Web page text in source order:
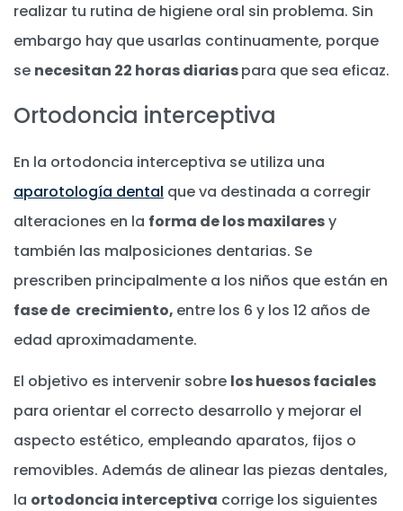
realizar tu rutina de higiene oral sin problema. Sin
embargo hay que usarlas continuamente, porque
se necesitan 22 horas diariaspara que sea eficaz.
Ortodoncia interceptiva
En la ortodoncia interceptiva se utiliza una
aparotología dental que va destinada a corregir
alteraciones en la forma de los maxilaresy
también las malposiciones dentarias. Se
prescriben principalmente a los niños que están en
fase de crecimiento, entre los 6 y los 12 años de
edad aproximadamente.
El objetivo es intervenir sobre los huesos faciales
para orientar el correcto desarrollo y mejorar el
aspecto estético, empleando aparatos, fijos o
removibles. Además de alinear las piezas dentales,
la ortodoncia interceptiva corrige los siguientes